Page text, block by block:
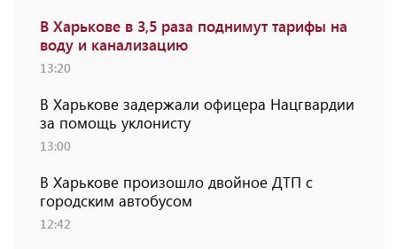
В Харькове в 3,5 раза поднимут тарифы на
воду и канализацию
13:20
В Харькове задержали офицера Нацгвардии
за помощь уклонисту
13:00
В Харькове произошло двойное ДТП с
городским автобусом
12:42